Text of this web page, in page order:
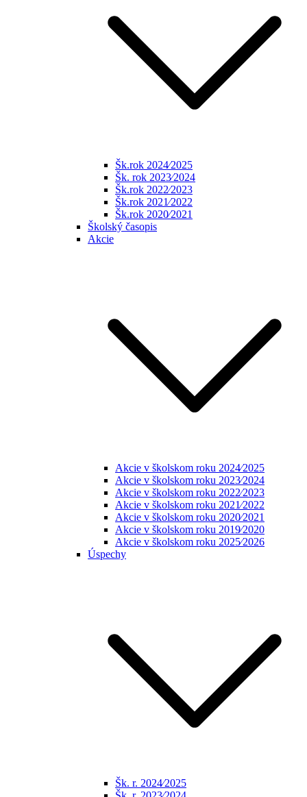
Šk.rok 2024⁄2025
Šk. rok 2023⁄2024
Šk.rok 2022⁄2023
Šk.rok 2021⁄2022
Šk.rok 2020⁄2021
Školský časopis
Akcie
Akcie v školskom roku 2024⁄2025
Akcie v školskom roku 2023⁄2024
Akcie v školskom roku 2022⁄2023
Akcie v školskom roku 2021⁄2022
Akcie v školskom roku 2020⁄2021
Akcie v školskom roku 2019⁄2020
Akcie v školskom roku 2025⁄2026
Úspechy
Šk. r. 2024⁄2025